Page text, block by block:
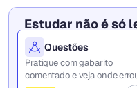
Estudar não é só
Questões
Pratique com gabarito
comentado e veja onde